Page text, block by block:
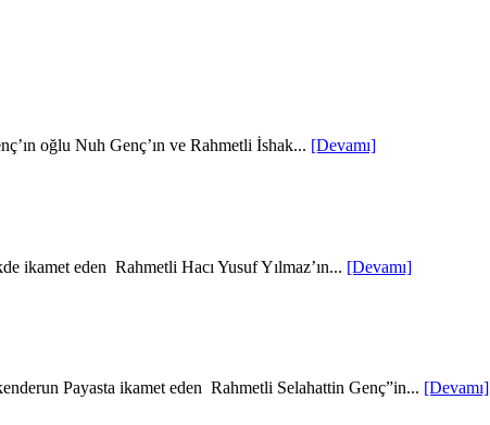
oğlu Nuh Genç’ın ve Rahmetli İshak... [Devamı]
ikamet eden Rahmetli Hacı Yusuf Yılmaz’ın... [Devamı]
Payasta ikamet eden Rahmetli Selahattin Genç”in... [Devamı]